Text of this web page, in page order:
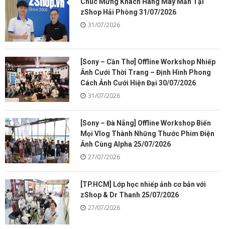
zShop Hải Phòng 31/07/2026
31/07/2026
[Sony – Cần Thơ] Offline Workshop Nhiếp
Ảnh Cưới Thời Trang – Định Hình Phong
Cách Ảnh Cưới Hiện Đại 30/07/2026
31/07/2026
[Sony – Đà Nẵng] Offline Workshop Biến
Mọi Vlog Thành Những Thước Phim Điện
Ảnh Cùng Alpha 25/07/2026
27/07/2026
[TP.HCM] Lớp học nhiếp ảnh cơ bản với
zShop & Dr Thanh 25/07/2026
27/07/2026